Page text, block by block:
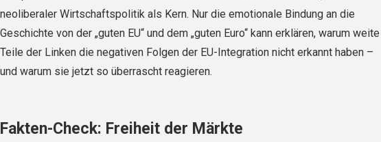
neoliberaler Wirtschaftspolitik als Kern. Nur die emotionale Bindung an die
Geschichte von der „guten EU“ und dem „guten Euro“ kann erklären, warum weite
Teile der Linken die negativen Folgen der EU-Integration nicht erkannt haben –
und warum sie jetzt so überrascht reagieren.
Fakten-Check: Freiheit der Märkte